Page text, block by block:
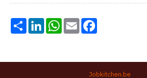
Share LinkedInWhatsApp
Email
Jobkitchen.be